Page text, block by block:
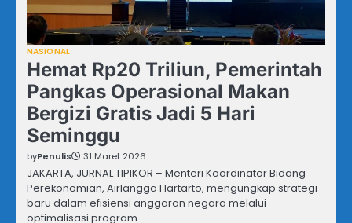
NASIONAL
Hemat Rp20 Triliun, Pemerintah
Pangkas Operasional Makan
Bergizi Gratis Jadi 5 Hari
Seminggu
byPenulis 31 Maret 2026
JAKARTA, JURNAL TIPIKOR – Menteri Koordinator Bidang
Perekonomian, Airlangga Hartarto, mengungkap strategi
baru dalam efisiensi anggaran negara melalui
optimalisasi program…